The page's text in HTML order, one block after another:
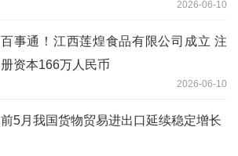
2026-06-10
百事通！江西莲煌食品有限公司成立 注
册资本166万人民币
2026-06-10
前5月我国货物贸易进出口延续稳定增长